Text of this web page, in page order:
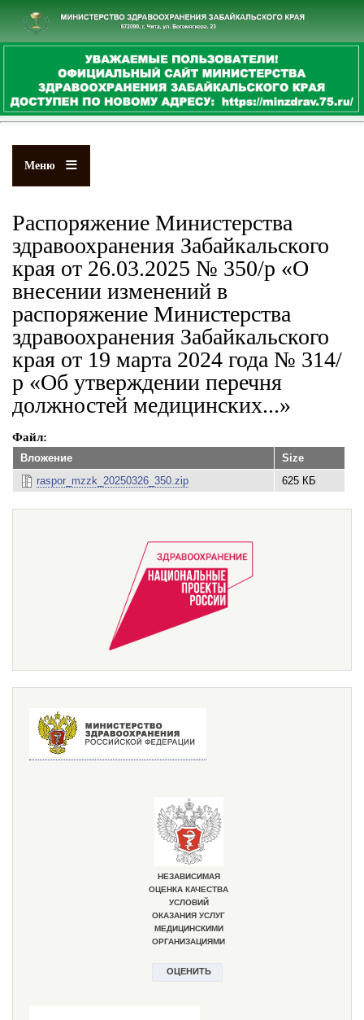
к
основному
содержанию
Меню
Распоряжение Министерства
здравоохранения Забайкальского
края от 26.03.2025 № 350/р «О
внесении изменений в
распоряжение Министерства
здравоохранения Забайкальского
края от 19 марта 2024 года № 314/
р «Об утверждении перечня
должностей медицинских...»
Файл
Вложение
Size
raspor_mzzk_20250326_350.zip
625 КБ